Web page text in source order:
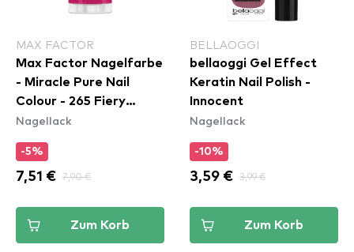
MAX FACTOR
Max Factor Nagelfarbe
- Miracle Pure Nail
Colour - 265 Fiery
Fuchsia
Nagellack
-5%
7,51 € 7,90 €
Zum Korb
BELLAOGGI
bellaoggi Gel Effect
Keratin Nail Polish -
Innocent
Nagellack
-10%
3,59 € 3,99 €
Zum Korb